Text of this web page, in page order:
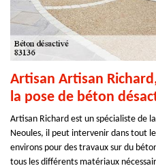
Artisan Artisan
la pose de béton
Artisan Richard est un spécialiste de
Neoules, il peut intervenir dans tout
environs pour des travaux sur du
tous les différents matériaux